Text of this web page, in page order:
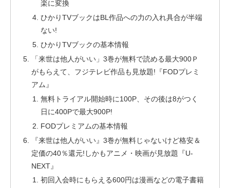
楽に変換
ひかりTVブックはBL作品への力の入れ具合が半端
ない!
ひかりTVブックの基本情報
「来世は他人がいい」3巻が無料で読める最大900Ｐ
がもらえて、フジテレビ作品も見放題!『FODプレミ
アム』
無料トライアル開始時に100P、その後は8がつく
日に400Pで最大900P!
FODプレミアムの基本情報
『来世は他人がいい』3巻が無料じゃないけど格安＆
定価の40％還元!しかもアニメ・映画が見放題『U-
NEXT』
初回入会時にもらえる600円は漫画などの電子書籍